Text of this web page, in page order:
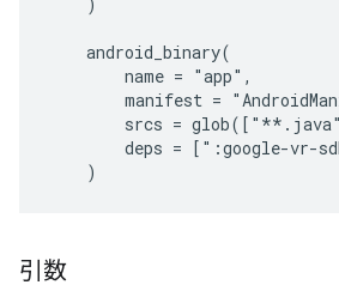
    android_binary(
        name = "app",
manifest =
srcs =
deps = [":google-vr-
引数